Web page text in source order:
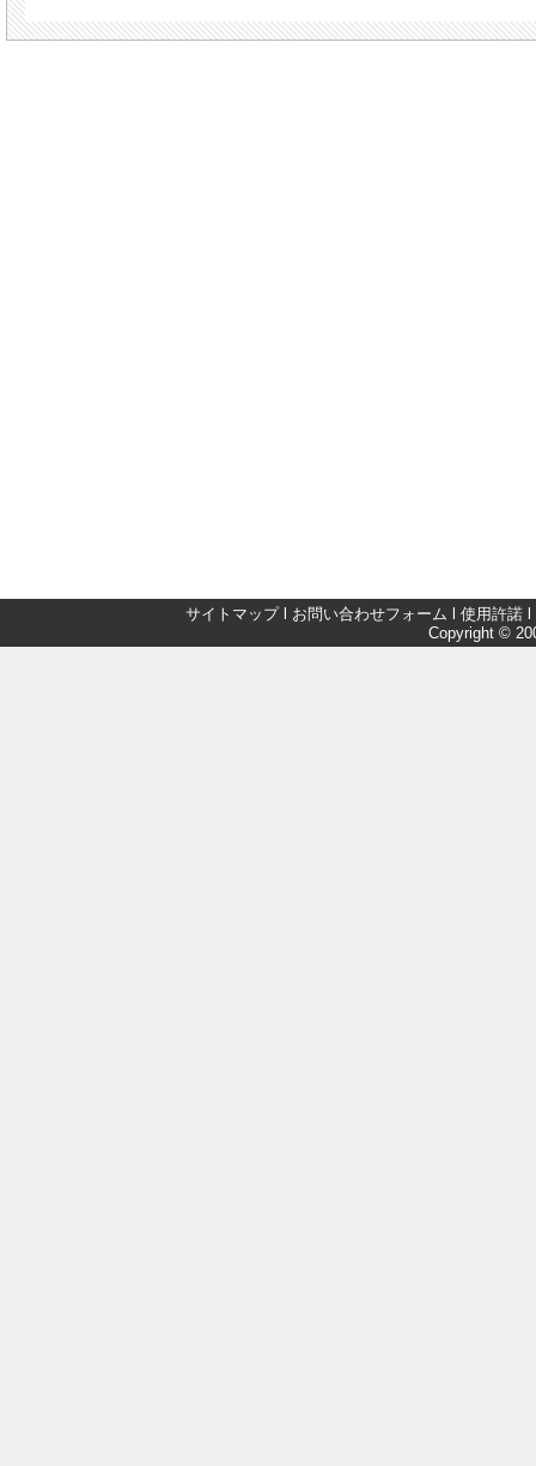
サイトマップl お問い合わせフォーム 使用許諾
Copyright ©